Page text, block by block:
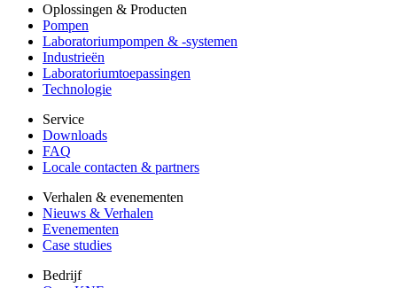
Oplossingen & Producten
Pompen
Laboratoriumpompen & -systemen
Industrieën
Laboratoriumtoepassingen
Technologie
Service
Downloads
FAQ
Locale contacten & partners
Verhalen & evenementen
Nieuws & Verhalen
Evenementen
Case studies
Bedrijf